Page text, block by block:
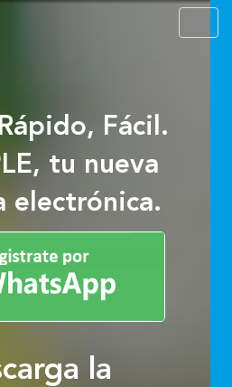
Fácil.
tu nueva
electrónica.
la